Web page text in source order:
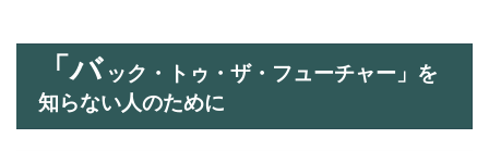
「バ ック・トゥ・ザ・フューチャー」を
知らない人のために